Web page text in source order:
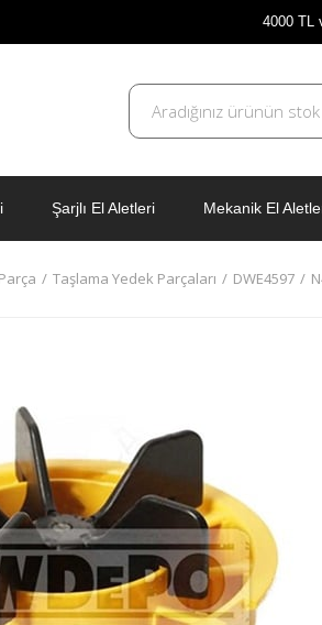
4000 TL
Şarjlı El Aletleri Mekanik El
Taşlama Yedek Parçaları DWE4597